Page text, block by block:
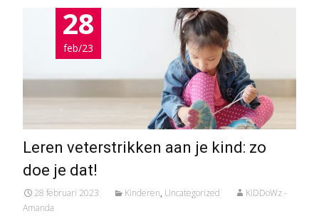
28
feb/23
Leren veterstrikken aan je kind: zo
doe je dat!
28 februari 2023 Kinderen, Uncategorized
KiDDoWz -
Amanda